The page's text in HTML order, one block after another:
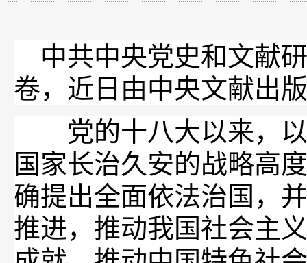
中共中央党史和文献
卷，近日由中央文献出
党的十八大以来，以
国家长治久安的战略高
确提出全面依法治国，
推进，推动我国社会主